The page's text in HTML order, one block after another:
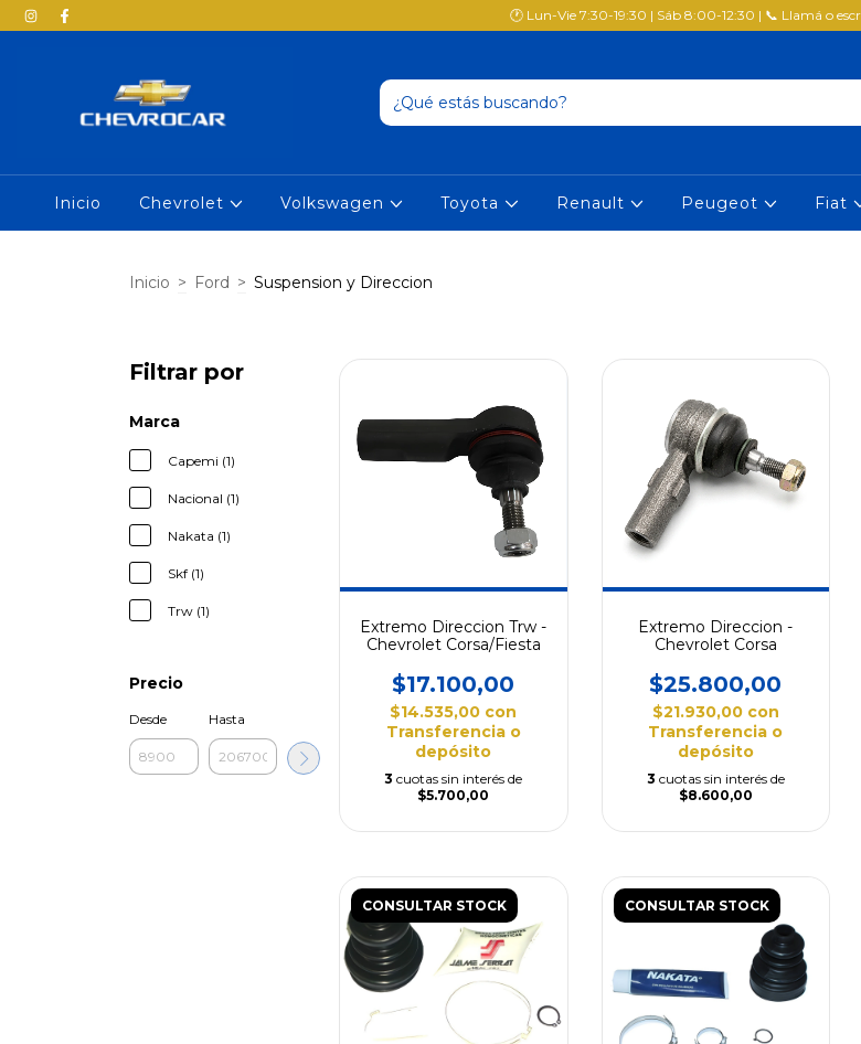
🕐 Lun-Vie 7:30-19:30 | Sáb 8:00-12:30 | 📞 Llamá o
Inicio Chevrolet Volkswagen Toyota Renault Peugeot Fiat
Inicio > Ford > Suspension y Direccion
Filtrar por
Marca
Capemi (1)
Nacional (1)
Nakata (1)
Skf (1)
Trw (1)
Precio
Desde Hasta
Extremo Direccion Trw -
Chevrolet Corsa/Fiesta
$17.100,00
$14.535,00 con
Transferencia o
depósito
3 cuotas sin interés de
$5.700,00
Extremo Direccion -
Chevrolet Corsa
$25.800,00
$21.930,00 con
Transferencia o
depósito
3 cuotas sin interés de
$8.600,00
CONSULTAR STOCK CONSULTAR STOCK